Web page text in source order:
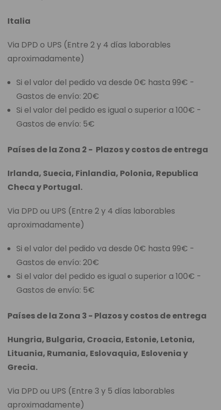
Italia
Via DPD o UPS (Entre 2 y 4 días laborables
aproximadamente)
Si el valor del pedido va desde 0€ hasta 99€ -
Gastos de envío: 20€
Si el valor del pedido es igual o superior a 100€ -
Gastos de envío: 5€
Países de la Zona 2 - Plazos y costos de entrega
Irlanda, Suecia, Finlandia, Polonia, Republica
Checa y Portugal.
Via DPD ou UPS (Entre 2 y 4 días laborables
aproximadamente)
Si el valor del pedido va desde 0€ hasta 99€ -
Gastos de envío: 20€
Si el valor del pedido es igual o superior a 100€ -
Gastos de envío: 5€
Países de la Zona 3 - Plazos y costos de entrega
Hungria, Bulgaria, Croacia, Estonie, Letonia,
Lituania, Rumania, Eslovaquia, Eslovenia y
Grecia.
Via DPD ou UPS (Entre 3 y 5 días laborables
aproximadamente)